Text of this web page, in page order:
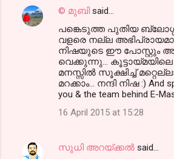
© മുബി said…
പങ്കെടുത്ത പുതിയ
വളരെ നല്ല
നിഷയുടെ ഈ പോസ്റ്റും
വെക്കുന്നു... കൂട്ടായ്മയിലെ
മനസ്സില്‍ സൂക്ഷിച്ച്
മറക്കാം... നന്ദി നിഷ :) And
you & the team behind E-
16 April 2015 at 15:28
സുധി അറയ്ക്കൽ said…